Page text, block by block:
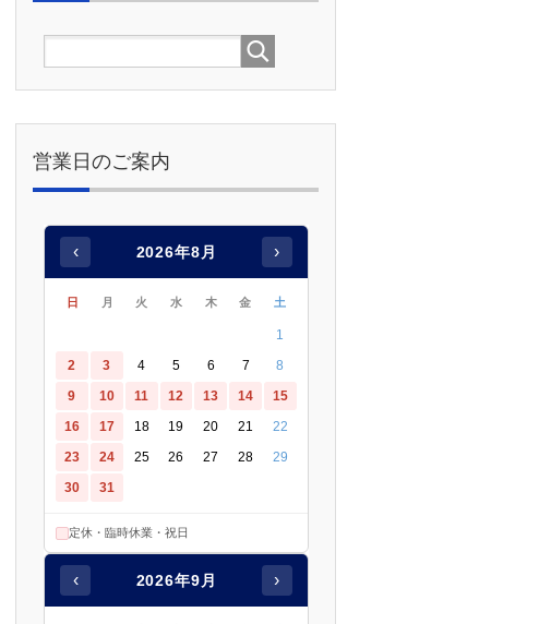
営業日のご案内